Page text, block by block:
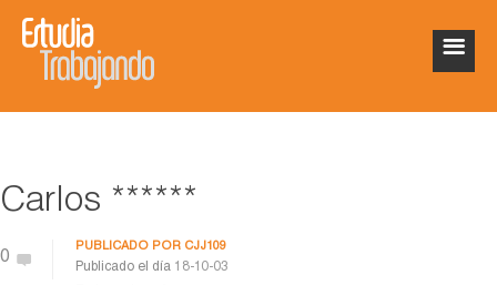
Carlos ******
0
PUBLICADO POR CJJ109
Publicado el día 18-10-03